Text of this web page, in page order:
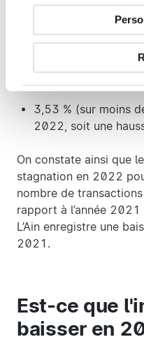
peut demander un
accord de prêt) pour
janvier 2023, s’élève à :
2022, soit une
3,53 % (sur moins
2022, soit une
On constate ainsi que
stagnation en 2022
nombre de
rapport à l’année
L’Ain enregistre une
2021.
Est-ce que
baisser en